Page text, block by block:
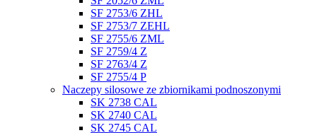
SF 2753/6 ZHL
SF 2753/7 ZEHL
SF 2755/6 ZML
SF 2759/4 Z
SF 2763/4 Z
SF 2755/4 P
Naczepy silosowe ze zbiornikami podnoszonymi
SK 2738 CAL
SK 2740 CAL
SK 2745 CAL